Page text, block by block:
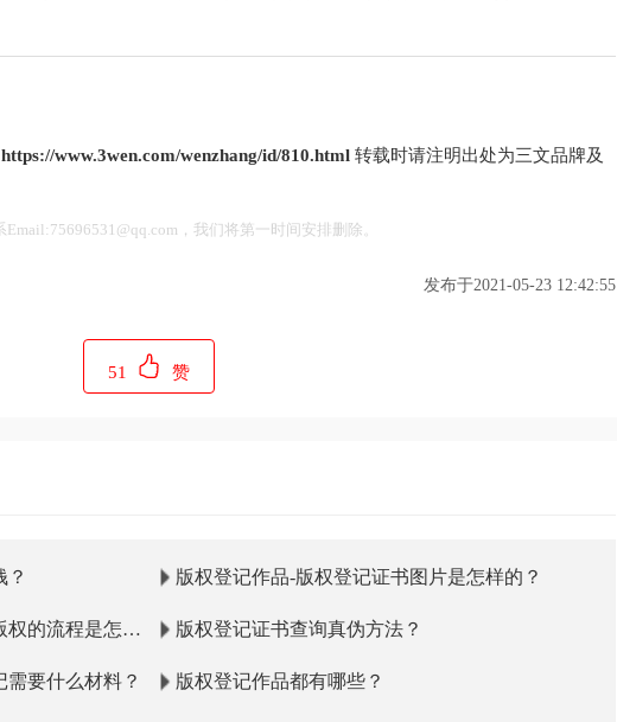
https://www.3wen.com/wenzhang/id/810.html转载时请注明出处为三文品牌及
，我们将第一时间安排删除。
发布于2021-05-23 12:42:55
51 赞
？ 版权登记作品-版权登记证书图片是怎样的？
权的流程是怎样
版权登记证书查询真伪方法？
要什么材料？ 版权登记作品都有哪些？